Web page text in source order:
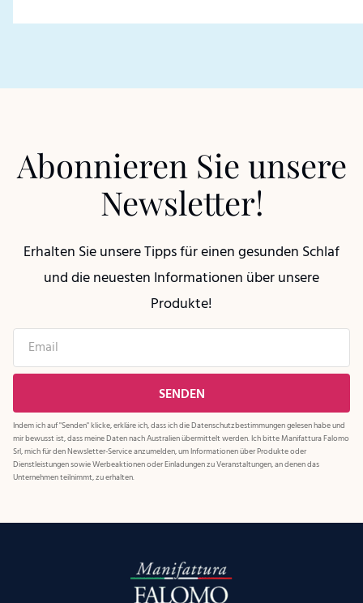
Abonnieren Sie unsere
Newsletter!
Erhalten Sie unsere Tipps für einen gesunden Schlaf
und die neuesten Informationen über unsere
Produkte!
Indem ich auf "Senden" klicke, erkläre ich, dass ich dieDatenschutzbestimmungengelesen habe und
mir bewusst ist, dass meine Daten nach Australien übermittelt werden. Ich bitte Manifattura Falomo
Srl, mich für den Newsletter-Service anzumelden, um Informationen über Produkte oder
Dienstleistungen sowie Werbeaktionen oder Einladungen zu Veranstaltungen, an denen das
Unternehmen teilnimmt, zu erhalten.